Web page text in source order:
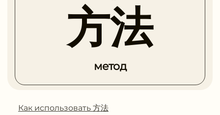
方法
метод
Как использовать 方法